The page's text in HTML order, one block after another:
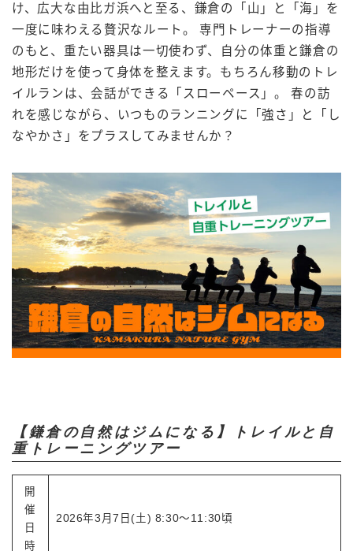
け、広大な由比ガ浜へと至る、鎌倉の「山」と「海」を
一度に味わえる贅沢なルート。 専門トレーナーの指導
のもと、重たい器具は一切使わず、自分の体重と鎌倉の
地形だけを使って身体を整えます。もちろん移動のトレ
イルランは、会話ができる「スローペース」。 春の訪
れを感じながら、いつものランニングに「強さ」と「し
なやかさ」をプラスしてみませんか？
【鎌倉の自然はジムになる】トレイルと自
重トレーニングツアー
開
催
日
時
2026年3月7日(土) 8:30〜11:30頃